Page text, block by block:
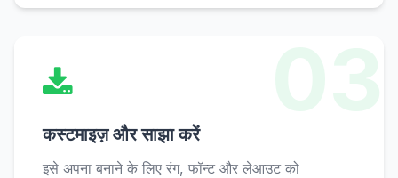
कस्टमाइज़ और साझा करें
इसे अपना बनाने के लिए रंग, फॉन्ट और लेआउट को